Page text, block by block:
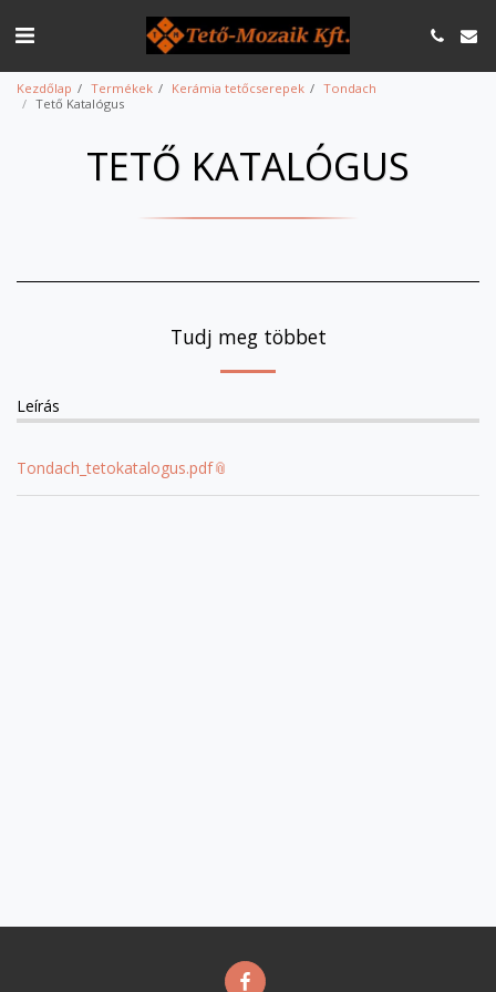
Kezdőlap Termékek Kerámia tetőcserepek
Tondach
Tető Katalógus
TETŐ KATALÓGUS
Tudj meg többet
Leírás
Tondach_tetokatalogus.pdf